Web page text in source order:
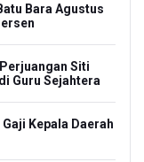
Bara Agustus
Siti
Guru Sejahtera
Kepala Daerah